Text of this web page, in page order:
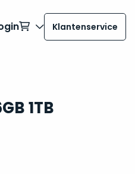
Klantenservice
1TB